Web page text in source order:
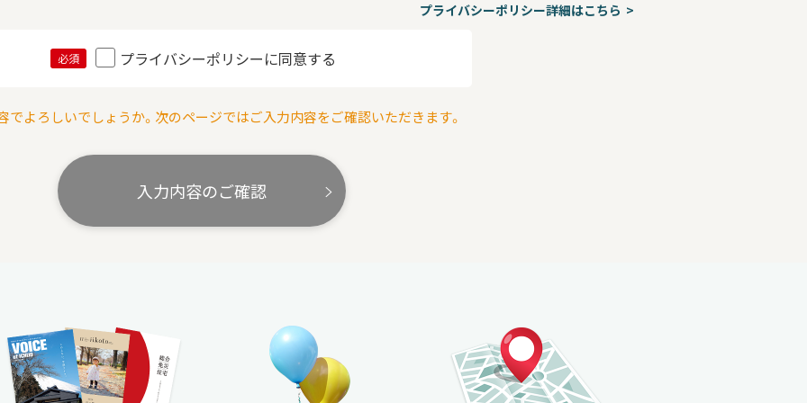
プライバシーポリシー詳細はこちら
必須 プライバシーポリシーに同意する
でよろしいでしょうか。次のページではご入力内容をご確認いただきます。
入力内容のご確認